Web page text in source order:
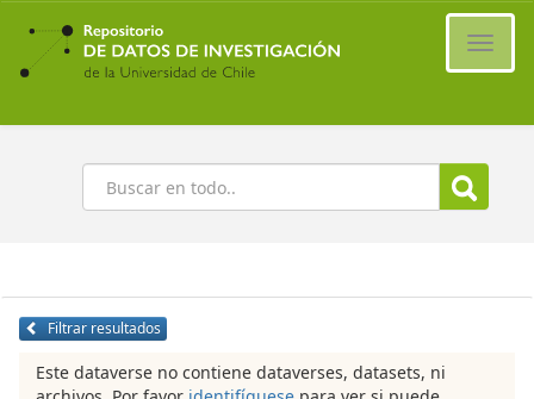
Ir
contenido
principal
Buscar
Filtrar resultados
Este dataverse no contiene dataverses, datasets, ni